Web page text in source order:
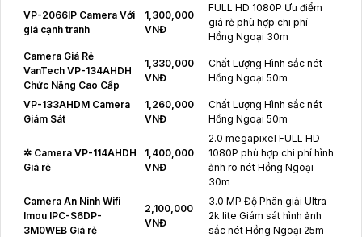
VP-2066IP Camera Với
giá cạnh tranh
1,300,000
VNĐ
FULL HD 1080P Ưu điểm
giá rẻ phù hợp chi phí
Hồng Ngoại 30m
Camera Giá Rẻ
VanTech VP-134AHDH
Chức Năng Cao Cấp
1,330,000
VNĐ
Chất Lượng Hình sắc nét
Hồng Ngoại 50m
VP-133AHDM Camera
Giám Sát
1,260,000
VNĐ
Chất Lượng Hình sắc nét
Hồng Ngoại 50m
✲ Camera VP-114AHDH
Giá rẻ
1,400,000
VNĐ
2.0 megapixel FULL HD
1080P phù hợp chi phí hình
ảnh rõ nét Hồng Ngoại
30m
Camera An Ninh Wifi
Imou IPC-S6DP-
3M0WEB Giá rẻ
2,100,000
VNĐ
3.0 MP Độ Phân giải Ultra
2k lite Giám sát hình ảnh
sắc nét Hồng Ngoại 25m